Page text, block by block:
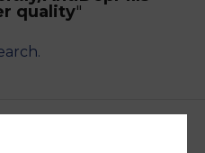
quality"